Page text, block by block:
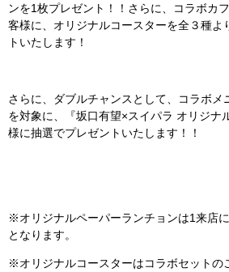
ンを1枚プレゼント！！さらに、コラボカ
客様に、オリジナルコースターを全３種よ
トいたします！
さらに、ダブルチャンスとして、コラボメ
を対象に、『坂口有望×スイパラ オリジナ
様に抽選でプレゼントいたします！！
※オリジナルペーパーランチョンは1来店
となります。
※オリジナルコースターはコラボセットの